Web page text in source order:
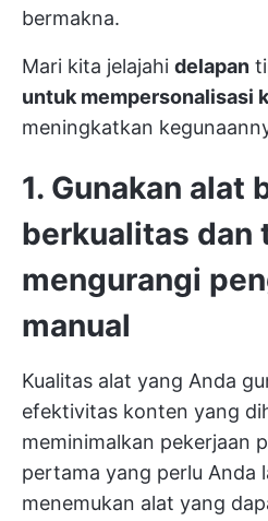
bermakna.
Mari kita jelajahi delapan
untuk mempersonalisasi
meningkatkan
1. Gunakan alat
berkualitas dan
mengurangi
manual
Kualitas alat yang Anda
efektivitas konten yang
meminimalkan pekerjaan
pertama yang perlu Anda
menemukan alat yang